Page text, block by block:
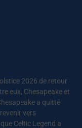
2026 de retour
eux, Chesapeake et
a quitté
vers
Celtic Legend a